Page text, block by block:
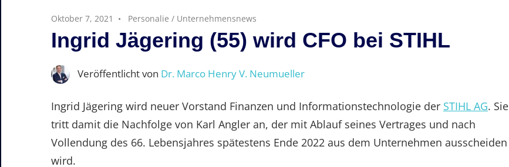
Oktober 7, 2021 Personalie / Unternehmensnews
Ingrid Jägering (55) wird CFO bei STIHL
Veröffentlicht von Dr. Marco Henry V. Neumueller
Ingrid Jägering wird neuer Vorstand Finanzen und Informationstechnologie der STIHL AG. Sie
tritt damit die Nachfolge von Karl Angler an, der mit Ablauf seines Vertrages und nach
Vollendung des 66. Lebensjahres spätestens Ende 2022 aus dem Unternehmen ausscheiden
wird.